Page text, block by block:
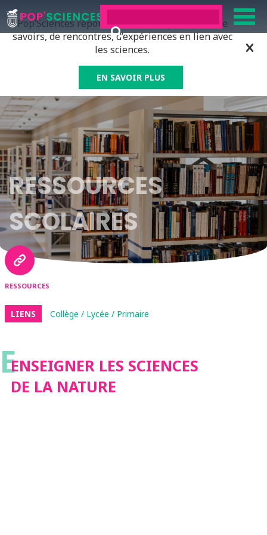
Pop’Sciences répond à tous ceux qui ont soif de
savoirs, de rencontres, d’expériences en lien avec
les sciences.
EN SAVOIR PLUS
RESSOURCES
SCOLAIRES
RESSOURCES
LIENS Collège / Lycée / Primaire
EENSEIGNER LES SCIENCES
DE LA NATURE